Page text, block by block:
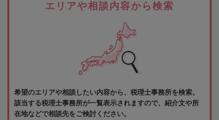
エリアや相談内容から検索
希望のエリアや相談したい内容から、税理士事務所を検索。
該当する税理士事務所が一覧表示されますので、紹介文や所
在地などで相談先をご検討ください。